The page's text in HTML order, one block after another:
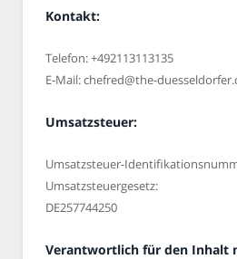
Kontakt:
Telefon: +492113113135
E-Mail: chefred@the-
Umsatzsteuer:
Umsatzsteuer-
Umsatzsteuergesetz:
DE257744250
Verantwortlich für den Inhalt